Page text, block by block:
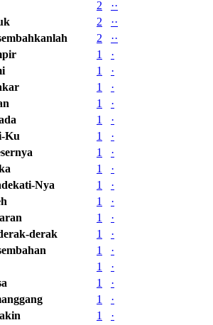
2 ··
2 ··
2 ··
1
·
1
·
1
·
1
·
1
·
Ku
1
·
1
·
1
·
Nya
1
·
1
·
1
·
derak
1
·
1
·
1
·
1
·
1
·
1
·